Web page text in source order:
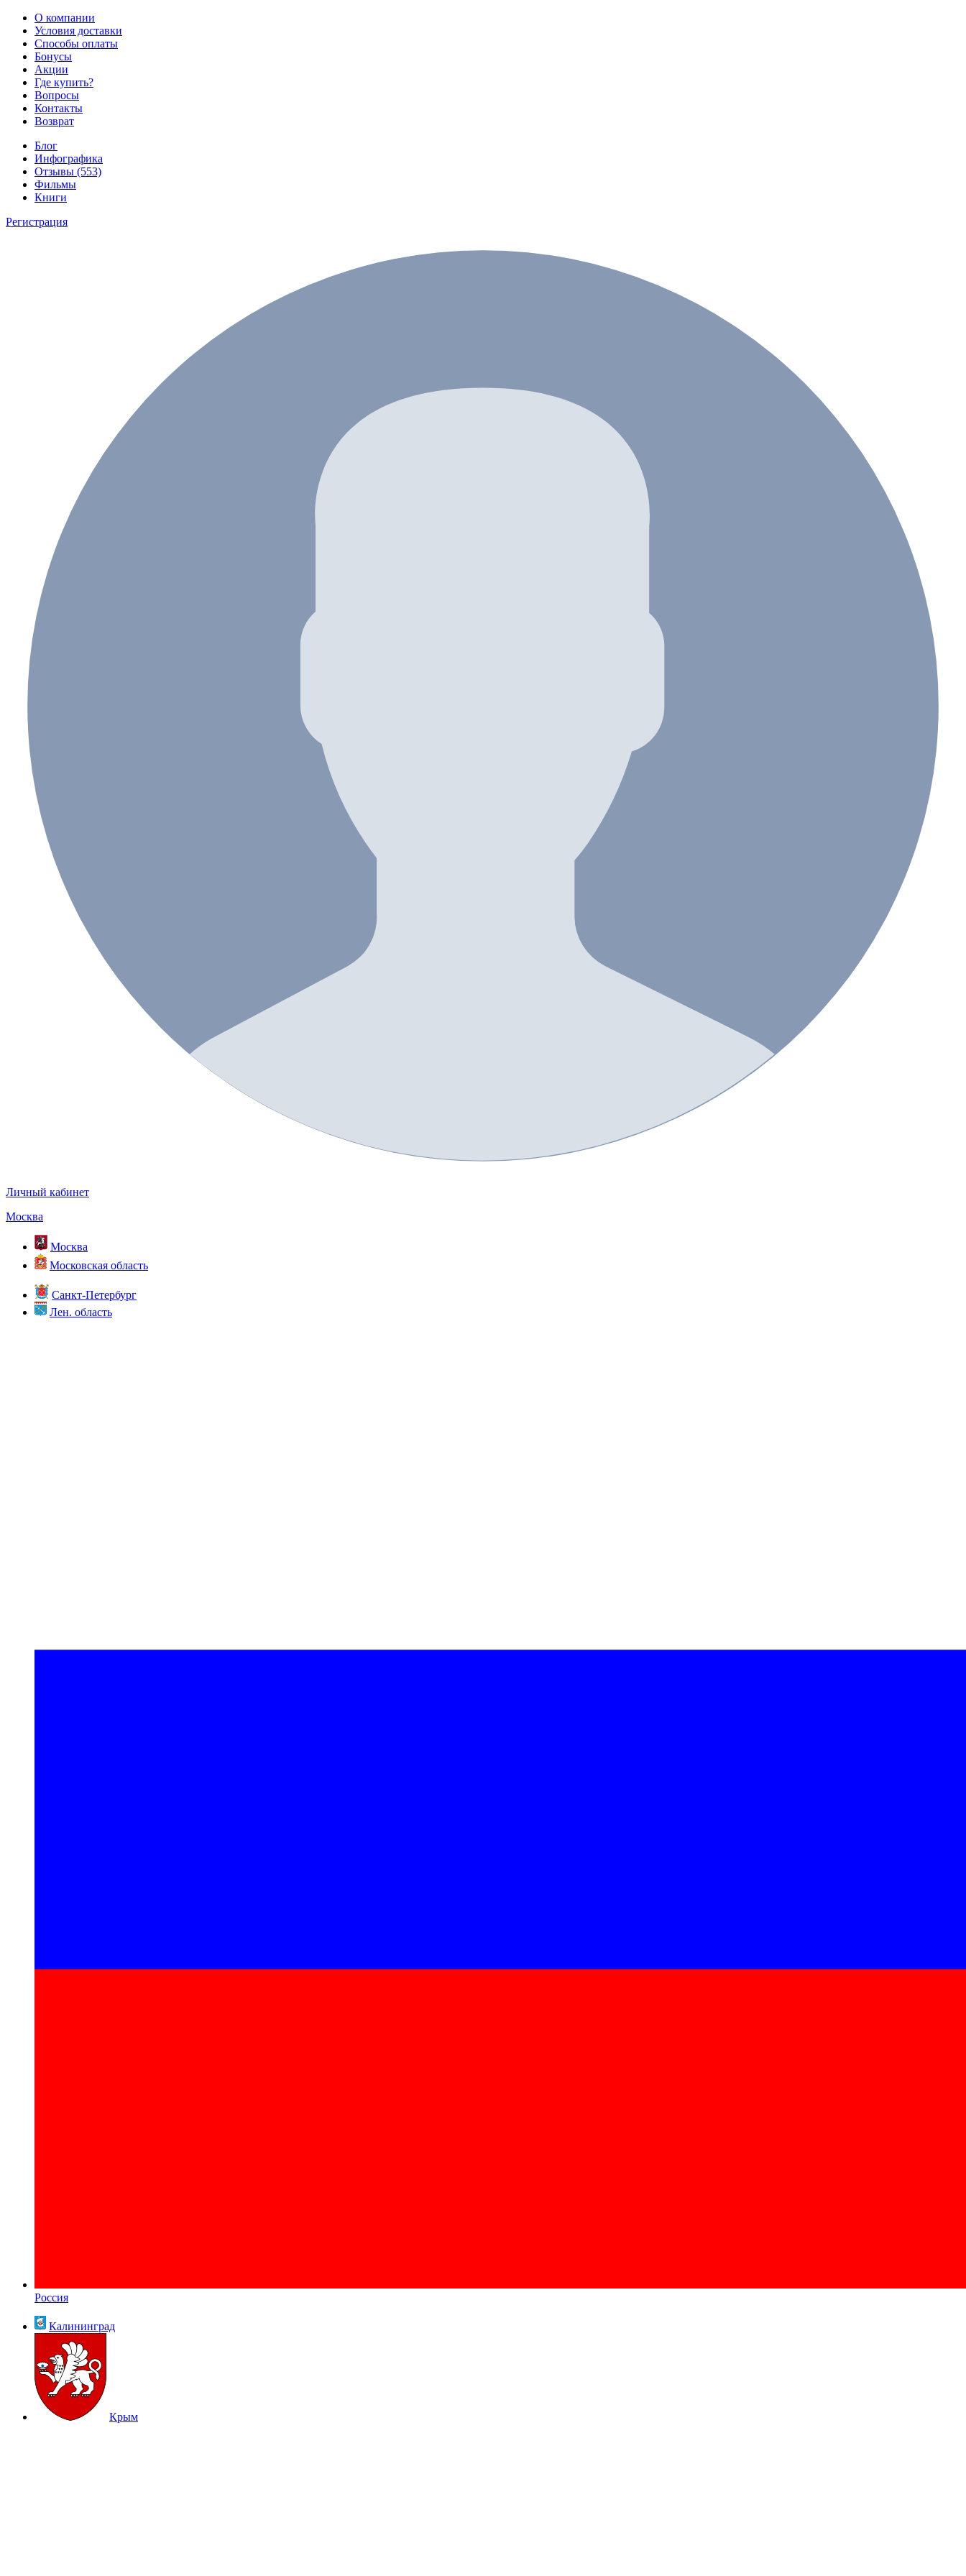
О компании
Условия доставки
Способы оплаты
Бонусы
Акции
Где купить?
Вопросы
Контакты
Возврат
Блог
Инфографика
Отзывы (553)
Фильмы
Книги
Регистрация
Личный кабинет
Москва
Москва
Московская область
Санкт-Петербург
Лен. область
Россия
Калининград
Крым